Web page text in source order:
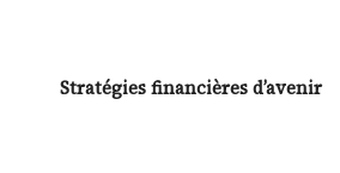
Stratégies financières d’avenir